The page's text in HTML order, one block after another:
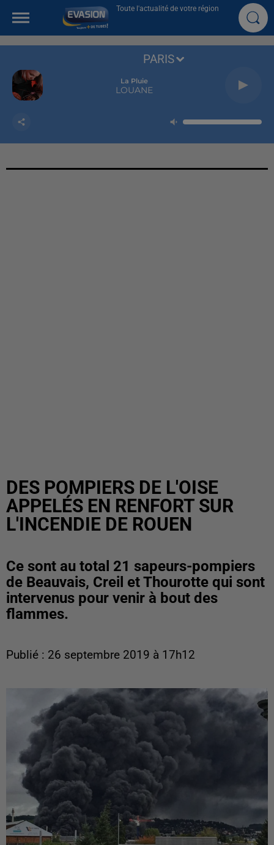
Toute l'actualité de votre région
La Pluie
LOUANE
PARIS
DES POMPIERS DE L'OISE
APPELÉS EN RENFORT SUR
L'INCENDIE DE ROUEN
Ce sont au total 21 sapeurs-pompiers
de Beauvais, Creil et Thourotte qui sont
intervenus pour venir à bout des
flammes.
Publié : 26 septembre 2019 à 17h12